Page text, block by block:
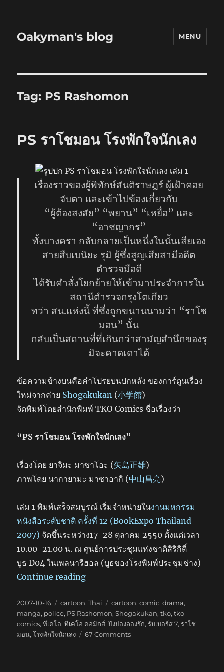
Oakyman's blog MENU
Tag: PS Rashomon
PS ราโชมอน โรงพักใจนักเลง
เรื่องราวของผู้พิทักษ์สันติราษฎร์ ผู้เฝ้าคอย
จับตา และเข้าไปข้องเกี่ยวกับ
“ผู้ต้องสงสัย” “พยาน” “เหยื่อ” และ
“อาชญากร”
ทั้งบางครา กลับกลายเป็นหนึ่งในนั้นเสียเอง
สายสืบเบนิยะ รุมิ ผู้ซึ่งสูญเสียสามีอดีต
ตำรวจมือดี
ได้รับคำสั่งโยกย้ายให้เข้ามาประจำการใน
สถานีตำรวจกรุงโตเกียว
ทว่า สน.แห่งนี้ ที่ซึ่งถูกขนานนามว่า “ราโช
มอน” นั้น
กลับเป็นสถานที่ที่เกินกว่าสามัญสำนึกของรุ
มิจะคาดเดาได้
ข้อความข้างบนคือคำโปรยบนปกหลัง ของการ์ตูนเรื่อง
ใหม่จากค่าย Shogakukan (小学館)
จัดพิมพ์โดยสำนักพิมพ์ TKO Comics ชื่อเรื่องว่า
“PS ราโชมอน โรงพักใจนักเลง”
เรื่องโดย ยาจิมะ มาซาโอะ (矢島正雄)
ภาพโดย นากายามะ มาซาอากิ (中山昌亮)
เล่ม 1 พิมพ์เสร็จสมบูรณ์ เริ่มจำหน่ายในงานมหกรรม
หนังสือระดับชาติ ครั้งที่ 12 (BookExpo Thailand
2007) จัดขึ้นระหว่าง17-28 ตุลาคม 2550 ตั้งแต่เวลา
10.00-21.00 น. ณ ศูนย์การประชุมแห่งชาติสิริกิติ์
บูธ D04 ในเพลนารีฮอล (บูธของโรงพิมพ์ประชุมช่าง)
Continue reading“PS ราโชมอน โรงพักใจนักเลง”
Posted
on
2007-10-16 Categories
cartoon,Thai Tags
cartoon,comic,drama,
manga, police, PS Rashomon,Shogakukan,tko,tko
comics,ทีเคโอ,ทีเคโอ คอมิกส์,ปิงปองลองรัก,รับเบอร์ส 7,ราโช
มอน,โรงพักใจนักเลง 67 Commentson